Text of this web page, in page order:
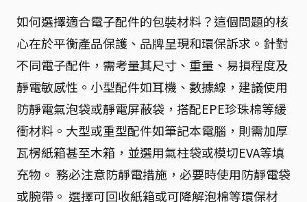
如何選擇適合電子配件的包裝材料？這個問題的核
心在於平衡產品保護、品牌呈現和環保訴求。針對
不同電子配件，需考量其尺寸、重量、易損程度及
靜電敏感性。小型配件如耳機、數據線，建議使用
防靜電氣泡袋或靜電屏蔽袋，搭配EPE珍珠棉等緩
衝材料。大型或重型配件如筆記本電腦，則需加厚
瓦楞紙箱甚至木箱，並選用氣柱袋或模切EVA等填
充物。 務必注意防靜電措施，必要時使用防靜電袋
或腕帶。 選擇可回收紙箱或可降解泡棉等環保材